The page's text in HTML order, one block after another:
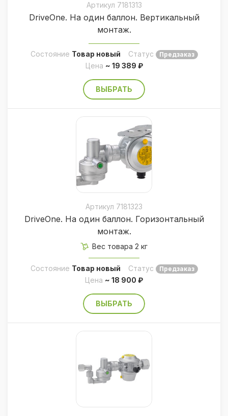
Артикул 7181313
DriveOne. На один баллон. Вертикальный
монтаж.
Состояние Товар новый Статус Предзаказ
Цена ~ 19 389 ₽
ВЫБРАТЬ
Артикул 7181323
DriveOne. На один баллон. Горизонтальный
монтаж.
Вес товара 2 кг
Состояние Товар новый Статус Предзаказ
Цена ~ 18 900 ₽
ВЫБРАТЬ